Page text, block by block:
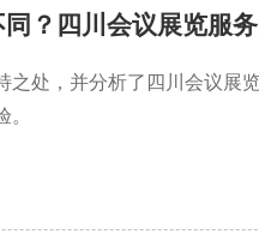
？四川会议展览服
处，并分析了四川会议展